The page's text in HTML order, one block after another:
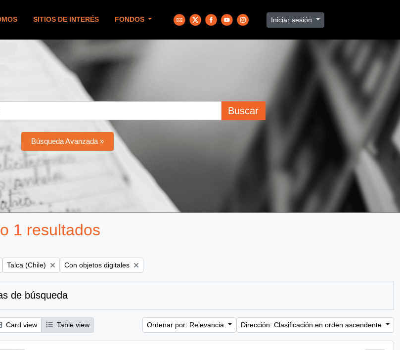
SITIOS DE INTERÉS FONDOS Iniciar sesión
Buscar
Búsqueda Avanzada »
1 resultados
Remove filter:
Talca (Chile) Remove filter:
Con objetos digitales
de búsqueda
Card view Table view Ordenar por: Relevancia Dirección: Clasificación en orden ascendente